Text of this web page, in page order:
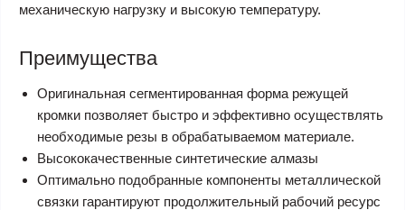
механическую нагрузку и высокую температуру.
Преимущества
Оригинальная сегментированная форма режущей
кромки позволяет быстро и эффективно осуществлять
необходимые резы в обрабатываемом материале.
Высококачественные синтетические алмазы
Оптимально подобранные компоненты металлической
связки гарантируют продолжительный рабочий ресурс